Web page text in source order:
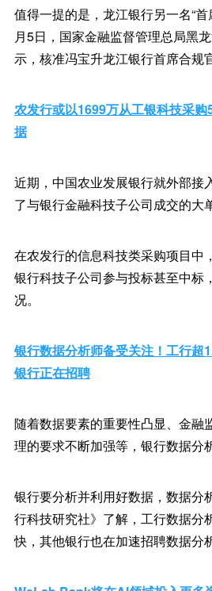
值得一提的是，龙江银行另一名“
月5日，国家金融监督管理总局黑
示，核准冯宝升龙江银行首席合规
农发行或以1699万从工银科技采
据
近期，中国农业发展银行就外部接
了与银行金融科技子公司成交的大单
在农发行的信息科技类采购项目中
银行科技子公司参与投标甚至中标
况。
银行数据分析师备受关注！工行超
银行正在招聘
随着数据要素的重要性凸显、金融
理的要求不断加强等，银行数据分
银行要分析并利用好数据，数据分
行科技研究社》了解，工行数据分
快，其他银行也在加速招聘数据分